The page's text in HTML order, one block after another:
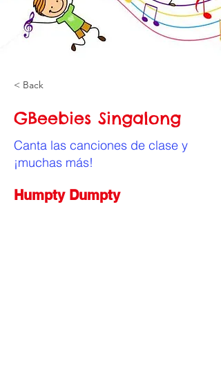
< Back
GBeebies Singalong
Canta las canciones de clase y
¡muchas más!
Humpty Dumpty